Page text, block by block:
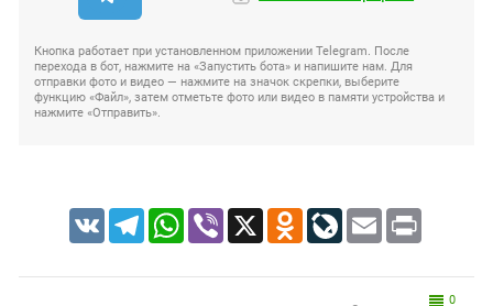
Кнопка работает при установленном приложении Telegram. После
перехода в бот, нажмите на «Запустить бота» и напишите нам. Для
отправки фото и видео — нажмите на значок скрепки, выберите
функцию «Файл», затем отметьте фото или видео в памяти устройства и
нажмите «Отправить».
VK TelegramWhatsApp
Viber X Odnoklassniki
LiveJournal
Email Print
0